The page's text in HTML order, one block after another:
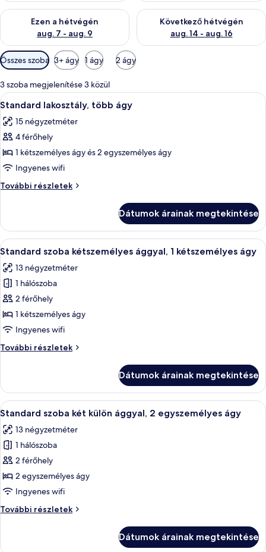
Ezen a hétvégén
aug. 7 - aug. 9
A mostani hétvégi rendelkezésre állás ellenőrzése: aug. 7 -
Következő hétvégén
aug. 14 - aug. 16
A következő hétvégi
Szobákhoz
rendelkezésre
álló
szűrők
Összes szoba 3+ ágy 1 ágy 2 ágy
3 szoba megjelenítése 3 közül
A
következő
szoba
összes
képének
megtekintése:
Standard
lakosztály,
ágy
Standard lakosztály, több ágy |
11
Standard lakosztály, több ágy
15 négyzetméter
4 férőhely
1 kétszemélyes ágy és 2 egyszemélyes ágy
Ingyenes wifi
További részletek
Standard
további
részletei
Dátumok árainak megtekintése
A
következő
szoba
összes
képének
megtekintése:
Standard
kétszemélyes
kétszemélyes
ágy
Egy személy fekszik az ágyon,
14
Standard szoba kétszemélyes ággyal, 1 kétszemélyes ágy
13 négyzetméter
1 hálószoba
2 férőhely
1 kétszemélyes ágy
Ingyenes wifi
További részletek
Standard
1
kétszemélyes
ágy
részletei
Dátumok árainak megtekintése
A
következő
szoba
összes
képének
megtekintése:
Standard
két
Egy fürdőszoba, amelyben van egy
11
Standard szoba két külön ággyal, 2 egyszemélyes ágy
13 négyzetméter
1 hálószoba
2 férőhely
2 egyszemélyes ágy
Ingyenes wifi
További részletek
Standard
Dátumok árainak megtekintése